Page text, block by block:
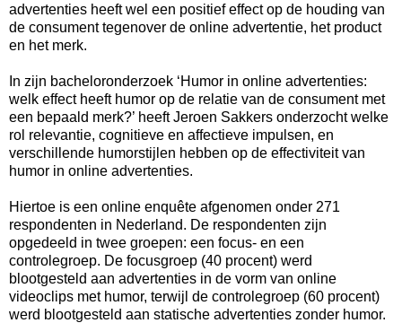
advertenties heeft wel een positief effect op de houding van
de consument tegenover de online advertentie, het product
en het merk.
In zijn bacheloronderzoek ‘Humor in online advertenties:
welk effect heeft humor op de relatie van de consument met
een bepaald merk?’ heeft Jeroen Sakkers onderzocht welke
rol relevantie, cognitieve en affectieve impulsen, en
verschillende humorstijlen hebben op de effectiviteit van
humor in online advertenties.
Hiertoe is een online enquête afgenomen onder 271
respondenten in Nederland. De respondenten zijn
opgedeeld in twee groepen: een focus- en een
controlegroep. De focusgroep (40 procent) werd
blootgesteld aan advertenties in de vorm van online
videoclips met humor, terwijl de controlegroep (60 procent)
werd blootgesteld aan statische advertenties zonder humor.